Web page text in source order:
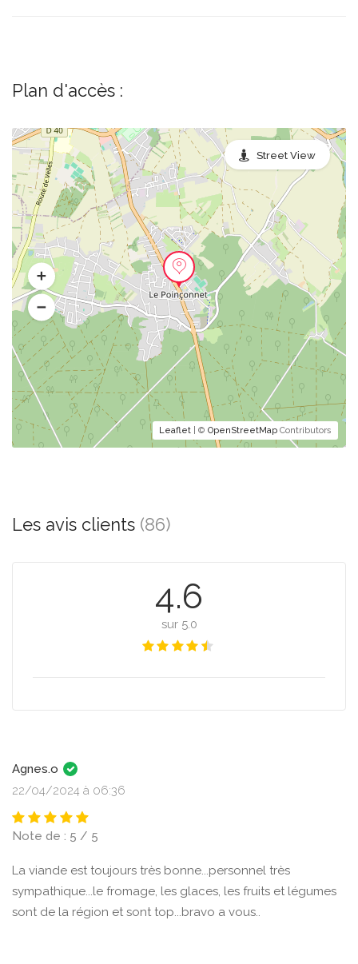
Plan d'accès :
Leaflet | © OpenStreetMap Contributors
Street View
Les avis clients (86)
4.6
sur 5.0
Agnes.o
22/04/2024 à 06:36
Note de : 5 / 5
La viande est toujours très bonne...personnel très
sympathique...le fromage, les glaces, les fruits et légumes
sont de la région et sont top...bravo a vous..